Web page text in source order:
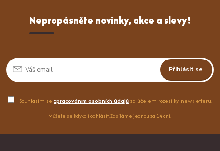
Nepropásněte novinky, akce a slevy!
Přihlásit se
Souhlasím se zpracováním osobních údajůza účelem rozesílky newsletteru.
Můžete se kdykoli odhlásit. Zasíláme jednou za 14 dní.